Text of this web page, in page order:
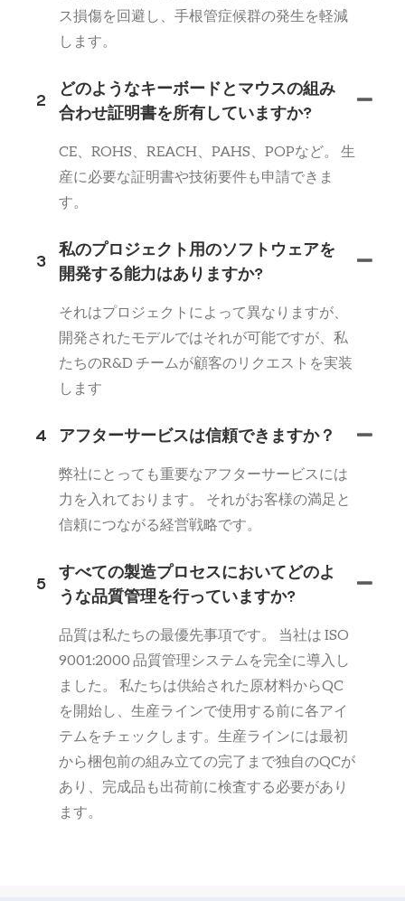
ス損傷を回避し、手根管症候群の発生を軽減
します。
2
どのようなキーボードとマウスの組み
合わせ証明書を所有していますか?
CE、ROHS、REACH、PAHS、POPなど。 生
産に必要な証明書や技術要件も申請できま
す。
3
私のプロジェクト用のソフトウェアを
開発する能力はありますか?
それはプロジェクトによって異なりますが、
開発されたモデルではそれが可能ですが、私
たちのR&D チームが顧客のリクエストを実装
します
4 アフターサービスは信頼できますか？
弊社にとっても重要なアフターサービスには
力を入れております。 それがお客様の満足と
信頼につながる経営戦略です。
5
すべての製造プロセスにおいてどのよ
うな品質管理を行っていますか?
品質は私たちの最優先事項です。 当社は ISO
9001:2000 品質管理システムを完全に導入し
ました。 私たちは供給された原材料からQC
を開始し、生産ラインで使用する前に各アイ
テムをチェックします。生産ラインには最初
から梱包前の組み立ての完了まで独自のQCが
あり、完成品も出荷前に検査する必要があり
ます。